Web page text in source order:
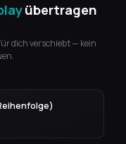
übertragen
dich verschiebt — kein